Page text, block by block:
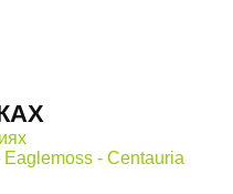
- Centauria